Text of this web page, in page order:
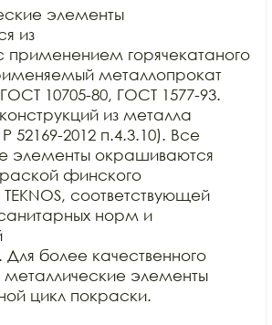
элементы
из
применением горячекатаного
металлопрокат
10705-80, ГОСТ 1577-93.
из металла
52169-2012 п.4.3.10). Все
элементы окрашиваются
финского
соответствующей
норм и
более качественного
элементы
цикл покраски.